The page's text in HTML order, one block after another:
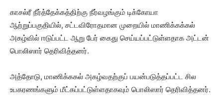
காசல்ரீ நீர்த்தேக்கத்திற்கு நீர்வழங்கும் டிக்கோயா
ஆற்றுப்பகுதியில், சட்டவிரோதமான முறையில் மாணிக்கக்கல்
அகழ்வில் ஈடுப்பட்ட ஆறு பேர் கைது செய்யப்பட்டுள்ளதாக அட்டன்
பொலிஸார் தெரிவித்தனர்.
அத்தோடு, மாணிக்ககல் அகழ்வதற்குப் பயன்படுத்தப்பட்ட சில
உபகரணங்களும் மீட்கப்பட்டுள்ளதாகவும் பொலிஸார் தெரிவித்தனர்.